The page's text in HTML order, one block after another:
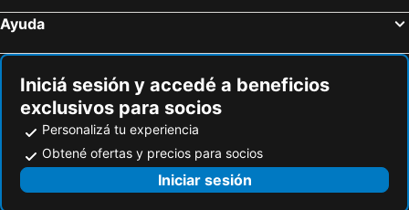
Ayuda
Iniciá sesión y accedé a beneficios
exclusivos para socios
Personalizá tu experiencia
Obtené ofertas y precios para socios
Iniciar sesión